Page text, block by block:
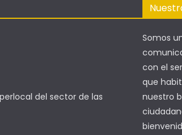
del sector de las
Somos
con el
que
nuestro